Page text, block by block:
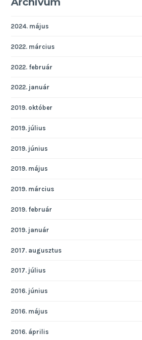
2024. május
2022. március
2022. február
2022. január
2019. október
2019. július
2019. június
2019. május
2019. március
2019. február
2019. január
2017. augusztus
2017. július
2016. június
2016. május
2016. április